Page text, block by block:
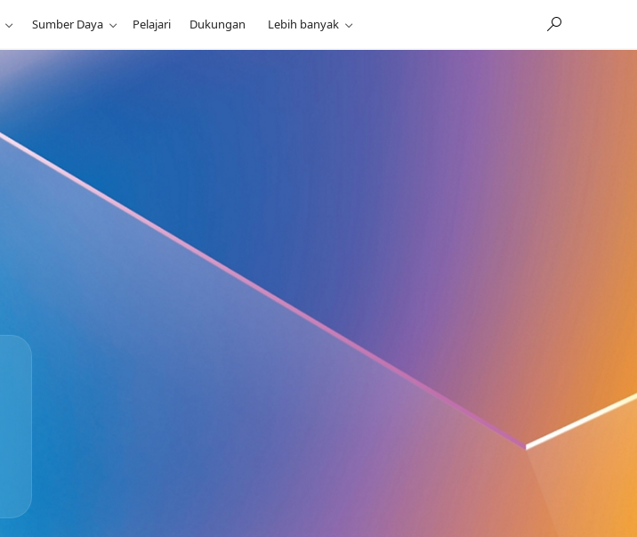
Sumber Daya Pelajari Dukungan Lebih banyak